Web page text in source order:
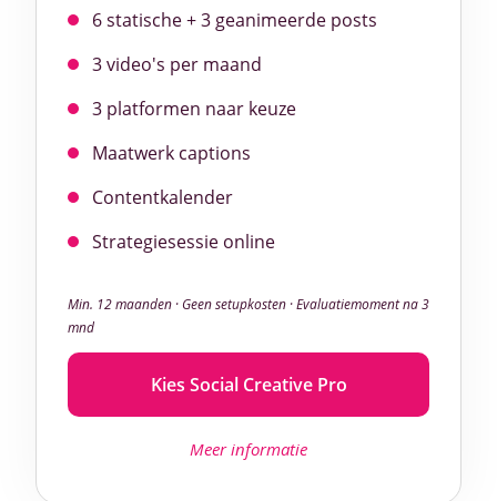
6 statische + 3 geanimeerde posts
3 video's per maand
3 platformen naar keuze
Maatwerk captions
Contentkalender
Strategiesessie online
Min. 12 maanden · Geen setupkosten · Evaluatiemoment na 3
mnd
Kies Social Creative Pro
Meer informatie